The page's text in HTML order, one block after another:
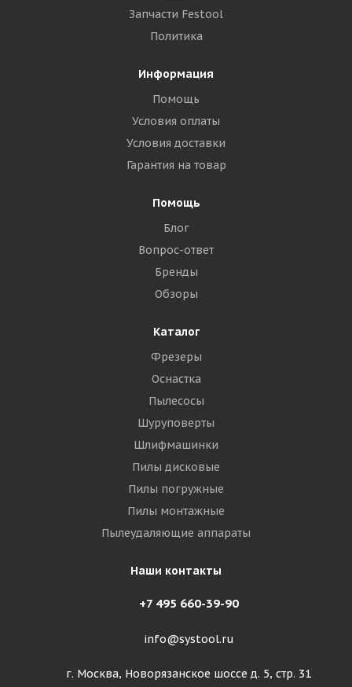
Запчасти Festool
Политика
Информация
Помощь
Условия оплаты
Условия доставки
Гарантия на товар
Помощь
Блог
Вопрос-ответ
Бренды
Обзоры
Каталог
Фрезеры
Оснастка
Пылесосы
Шуруповерты
Шлифмашинки
Пилы дисковые
Пилы погружные
Пилы монтажные
Пылеудаляющие аппараты
Наши контакты
+7 495 660-39-90
info@systool.ru
г. Москва, Новорязанское шоссе д. 5, стр. 31